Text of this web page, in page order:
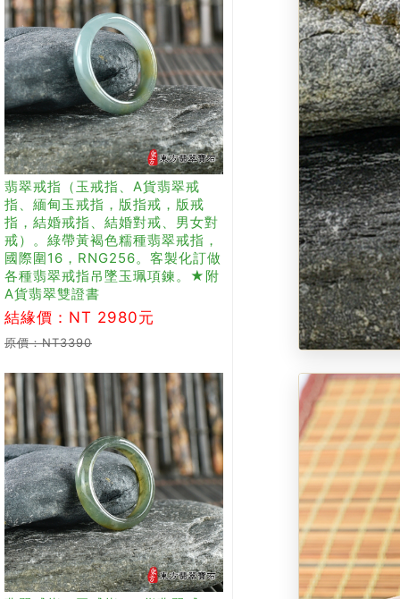
翡翠戒指（玉戒指、A貨翡翠戒
指、緬甸玉戒指，版指戒，版戒
指，結婚戒指、結婚對戒、男女對
戒）。綠帶黃褐色糯種翡翠戒指，
國際圍16，RNG256。客製化訂做
各種翡翠戒指吊墜玉珮項鍊。★附
A貨翡翠雙證書
結緣價：NT 2980元
原價：NT3390